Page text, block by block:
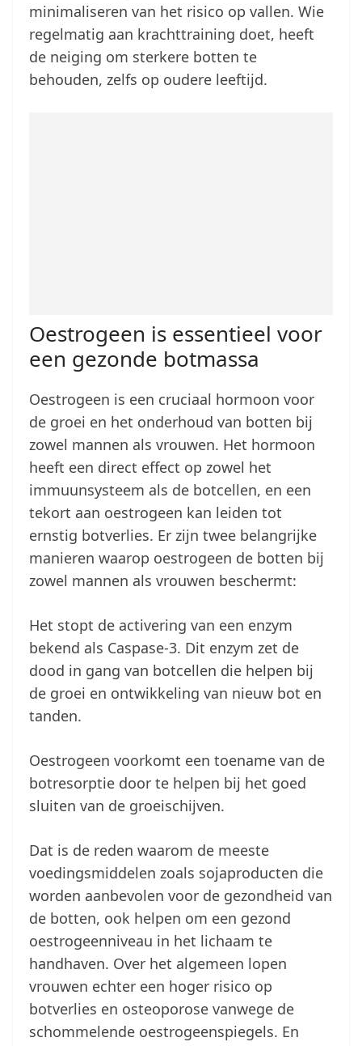
minimaliseren van het risico op vallen. Wie
regelmatig aan krachttraining doet, heeft
de neiging om sterkere botten te
behouden, zelfs op oudere leeftijd.
Oestrogeen is essentieel voor
een gezonde botmassa
Oestrogeen is een cruciaal hormoon voor
de groei en het onderhoud van botten bij
zowel mannen als vrouwen. Het hormoon
heeft een direct effect op zowel het
immuunsysteem als de botcellen, en een
tekort aan oestrogeen kan leiden tot
ernstig botverlies. Er zijn twee belangrijke
manieren waarop oestrogeen de botten bij
zowel mannen als vrouwen beschermt:
Het stopt de activering van een enzym
bekend als Caspase-3. Dit enzym zet de
dood in gang van botcellen die helpen bij
de groei en ontwikkeling van nieuw bot en
tanden.
Oestrogeen voorkomt een toename van de
botresorptie door te helpen bij het goed
sluiten van de groeischijven.
Dat is de reden waarom de meeste
voedingsmiddelen zoals sojaproducten die
worden aanbevolen voor de gezondheid van
de botten, ook helpen om een gezond
oestrogeenniveau in het lichaam te
handhaven. Over het algemeen lopen
vrouwen echter een hoger risico op
botverlies en osteoporose vanwege de
schommelende oestrogeenspiegels. En